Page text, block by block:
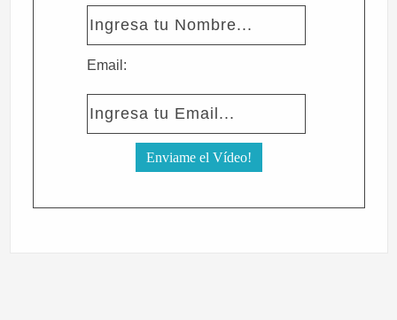
Email: